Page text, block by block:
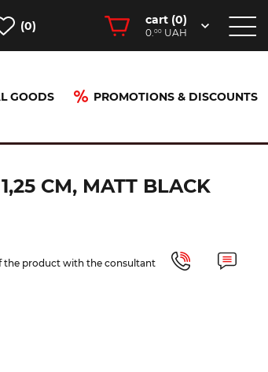
(0) cart (0)
0.00 UAH
GOODS PROMOTIONS & DISCOUNTS
СМ, MATT BLACK
the product with the consultant